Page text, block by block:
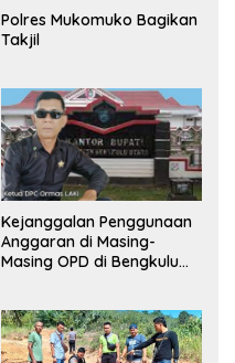
Polres Mukomuko Bagikan
Takjil
Kejanggalan Penggunaan
Anggaran di Masing-
Masing OPD di Bengkulu